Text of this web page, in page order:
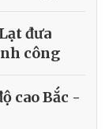
đưa
công
cao Bắc -